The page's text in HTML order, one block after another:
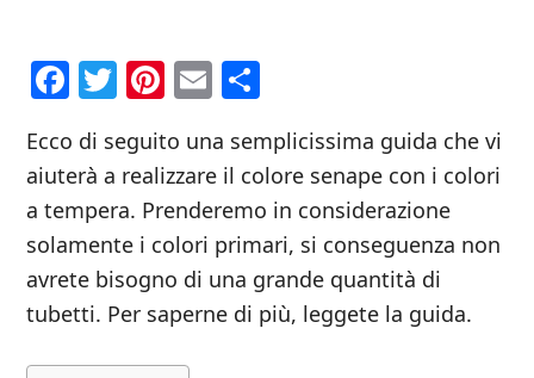
Facebook
TwitterPinterest
Email
Ecco di seguito una semplicissima guida che vi
aiuterà a realizzare il colore senape con i colori
a tempera. Prenderemo in considerazione
solamente i colori primari, si conseguenza non
avrete bisogno di una grande quantità di
tubetti. Per saperne di più, leggete la guida.